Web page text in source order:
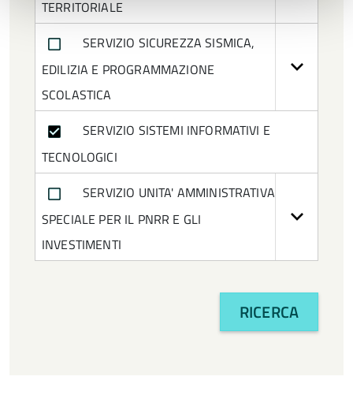
Dirigente cessato
Disability Manager
Presidente
Responsabile Unità Operativa
Responsabile della Transizione Digitale
TERRITORIALE
SERVIZIO SICUREZZA SISMICA,
EDILIZIA E PROGRAMMAZIONE
SCOLASTICA
SERVIZIO SISTEMI INFORMATIVI E
TECNOLOGICI
SERVIZIO UNITA' AMMINISTRATIVA
SPECIALE PER IL PNRR E GLI
INVESTIMENTI
RICERCA